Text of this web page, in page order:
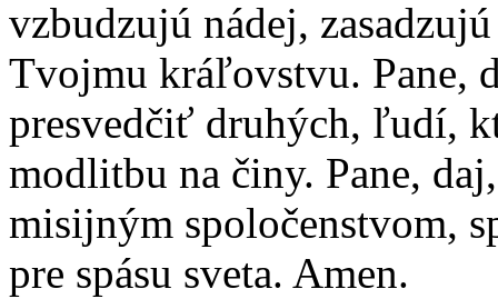
vzbudzujú nádej,
Tvojmu kráľovstvu. Pane,
presvedčiť druhých, ľudí,
modlitbu na činy. Pane,
misijným spoločenstvom,
pre spásu sveta. Amen.